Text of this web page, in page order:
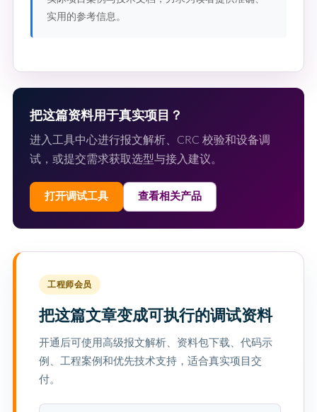
实用的参考信息。
把这篇资料用于真实项目？
进入工具中心进行报文解析、CRC 校验和设备调
试，或提交需求获取选型与接入建议。
打开调试工具 查看相关产品
工程师会员
把这篇文章变成可执行的调试资料
开通后可使用高级报文解析、资料包下载、代码示
例、工程案例和优先技术支持，适合真实项目交
付。